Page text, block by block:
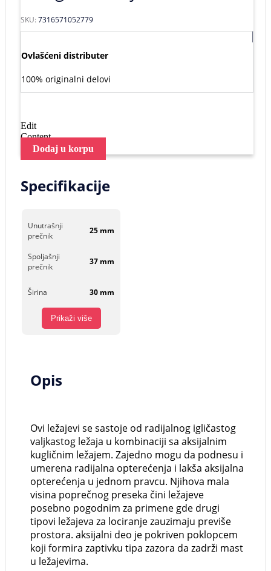
SKU:7316571052779
Ovlašćeni distributer
100% originalni delovi
Edit
Content
Dodaj u korpu
Specifikacije
Unutrašnji
prečnik
25 mm
Spoljašnji
prečnik
37 mm
Širina 30 mm
Prikaži više
Opis
Ovi ležajevi se sastoje od radijalnog igličastog
valjkastog ležaja u kombinaciji sa aksijalnim
kugličnim ležajem. Zajedno mogu da podnesu i
umerena radijalna opterećenja i lakša aksijalna
opterećenja u jednom pravcu. Njihova mala
visina poprečnog preseka čini ležajeve
posebno pogodnim za primene gde drugi
tipovi ležajeva za lociranje zauzimaju previše
prostora. aksijalni deo je pokriven poklopcem
koji formira zaptivku tipa zazora da zadrži mast
u ležajevima.